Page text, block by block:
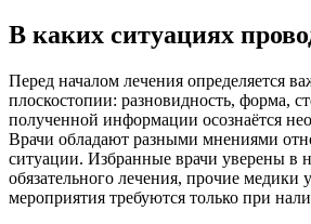
В каких ситуациях
Перед началом лечения определяется
плоскостопии: разновидность, форма,
полученной информации осознаётся
Врачи обладают разными мнениями
ситуации. Избранные врачи уверены в
обязательного лечения, прочие медики
мероприятия требуются только при